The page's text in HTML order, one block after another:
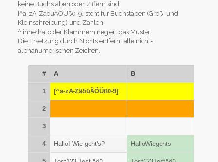
keine Buchstaben oder Ziffern sind:
[^a-zA-ZäöüÄÖÜß0-9] steht für Buchstaben (Groß- und
Kleinschreibung) und Zahlen.
^ innerhalb der Klammern negiert das Muster.
Die Ersetzung durch Nichts entfernt alle nicht-
alphanumerischen Zeichen.
# A B
1 [^a-zA-ZäöüÄÖÜß0-9]
2
3
4 Hallo! Wie geht's? HalloWiegehts